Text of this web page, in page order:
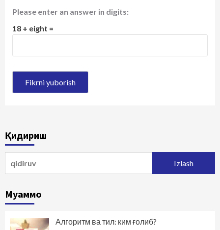
Please enter an answer in digits:
18 + eight =
Қидириш
Муаммо
Алгоритм ва тил: ким ғолиб?